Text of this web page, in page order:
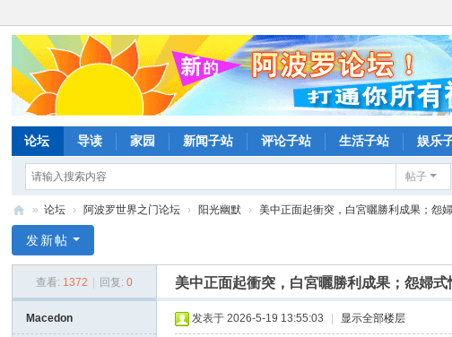
论坛 导读 家园 新闻子站 评论子站 生活子站 娱乐
帖子
波
网
» 论坛 › 阿波罗世界之门论坛 › 阳光幽默 › 美中正面起衝突，白宮曬勝利成果；怨
发新帖
查看: 1372 回复: 0 美中正面起衝突，白宮曬勝利成果；怨婦
Macedon 发表于 2026-5-19 13:55:03 显示全部楼层